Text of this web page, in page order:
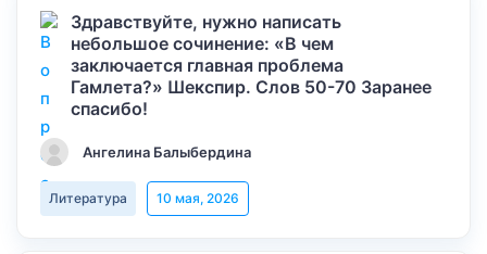
Здравствуйте, нужно написать
небольшое сочинение: «В чем
заключается главная проблема
Гамлета?» Шекспир. Слов 50-70 Заранее
спасибо!
Ангелина Балыбердина
Литература 10 мая, 2026